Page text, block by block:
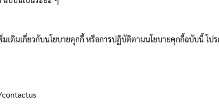
เติมเกี่ยวกับนโยบายคุกกี้ หรือการปฏิบัติตามนโยบายคุกกี้ฉบับนี้ โป